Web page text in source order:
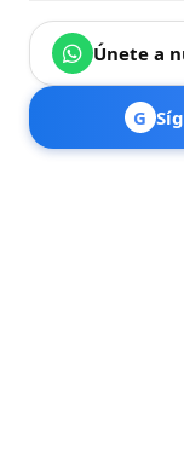
Únete a
G